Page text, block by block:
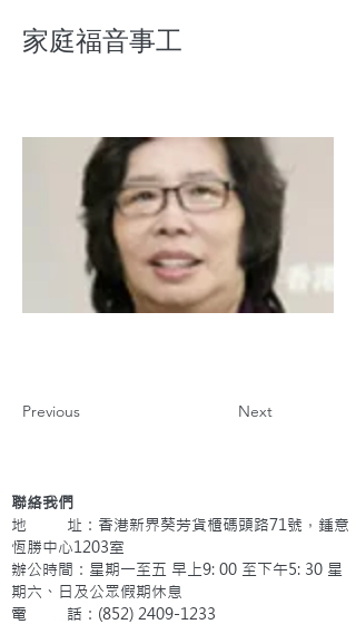
家庭福音事工
Previous Next
聯絡我們
地 址：香港新界葵芳貨櫃碼頭路71號，鍾意
恆勝中心1203室
辦公時間：星期一至五 早上9: 00 至下午5: 30 星
期六、日及公眾假期休息
電 話：(852) 2409-1233